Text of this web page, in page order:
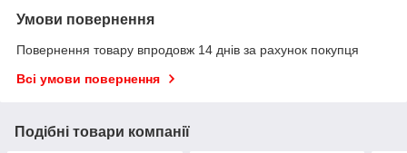
Умови повернення
Повернення товару впродовж 14 днів за рахунок покупця
Всі умови повернення
Подібні товари компанії